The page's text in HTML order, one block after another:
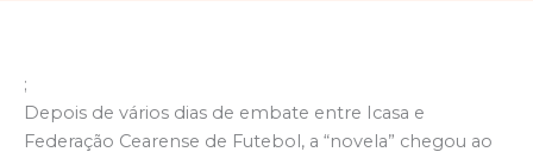
;
Depois de vários dias de embate entre Icasa e
Federação Cearense de Futebol, a “novela” chegou ao